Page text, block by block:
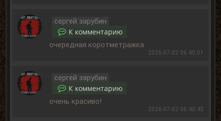
сергей зарубин
К комментарию
очередная коротметражка
2026-07-02 06:45:01
сергей зарубин
К комментарию
очень красиво!
2026-07-02 06:40:45